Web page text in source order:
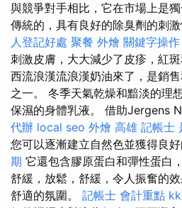
與競爭對手相比，它在市場上是
傳統的，具有良好的除臭劑的刺
人登記好處 聚餐 外燴 關鍵字操作
刺激皮膚，大大減少了皮疹，紅
西流浪漢流浪漢奶油來了，是銷
之一。 冬季天氣乾燥和黯淡的理
保濕的身體乳液。 借助Jergens
代辦 local seo 外燴 高雄 記帳士
您可以逐漸建立自然色並獲得良好
期 它還包含膠原蛋白和彈性蛋白
舒緩，放鬆，舒緩，令人振奮的
舒適的氛圍。 記帳士 會計重點